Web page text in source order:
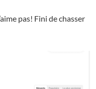
pas! Fini de chasser